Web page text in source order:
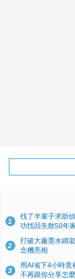
1
找了半輩子求助
功找回失散50年
2
打破大廠墨水綁
念機亮相
3
用AI省下4小時竟
不再跟你分享怎